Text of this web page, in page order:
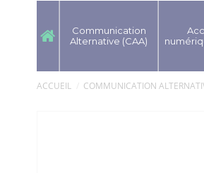
Communication
Alternative (CAA)
ACCUEIL COMMUNICATION